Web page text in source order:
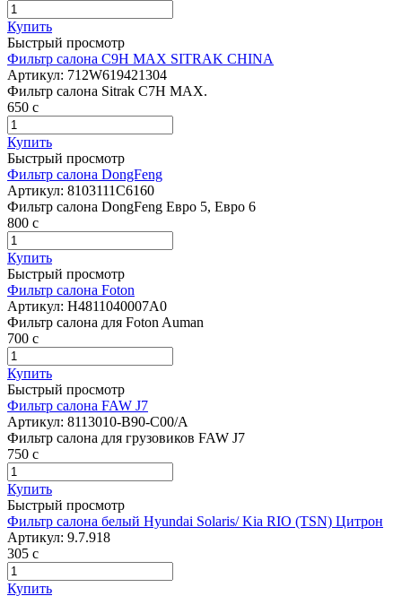
Купить
Быстрый просмотр
Фильтр салона C9H MAX SITRAK CHINA
Артикул: 712W619421304
Фильтр салона Sitrak C7H MAX.
650 c
Купить
Быстрый просмотр
Фильтр салона DongFeng
Артикул: 8103111C6160
Фильтр салона DongFeng Евро 5, Евро 6
800 c
Купить
Быстрый просмотр
Фильтр салона Foton
Артикул: H4811040007A0
Фильтр салона для Foton Auman
700 c
Купить
Быстрый просмотр
Фильтр салона FAW J7
Артикул: 8113010-В90-С00/A
Фильтр салона для грузовиков FAW J7
750 c
Купить
Быстрый просмотр
Фильтр салона белый Hyundai Solaris/ Kia RIO (TSN) Цитрон
Артикул: 9.7.918
305 c
Купить